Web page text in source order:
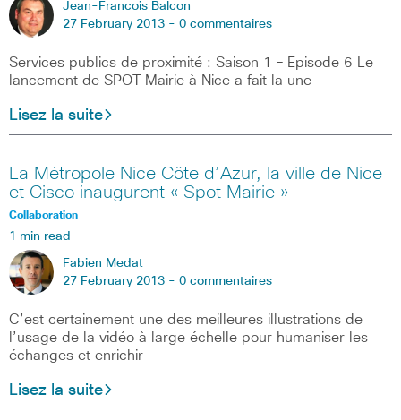
Jean-Francois Balcon
27 February 2013 - 0 commentaires
Services publics de proximité : Saison 1 – Episode 6 Le
lancement de SPOT Mairie à Nice a fait la une
Lisez la suite
La Métropole Nice Côte d’Azur, la ville de Nice
et Cisco inaugurent « Spot Mairie »
Collaboration
1 min read
Fabien Medat
27 February 2013 - 0 commentaires
C’est certainement une des meilleures illustrations de
l’usage de la vidéo à large échelle pour humaniser les
échanges et enrichir
Lisez la suite